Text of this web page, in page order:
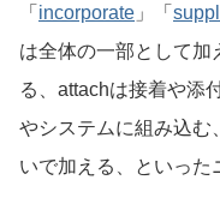
「 incorporate 」「
は全体の一部として加
る、attachは接着や添
やシステムに組み込む
いで加える、といった